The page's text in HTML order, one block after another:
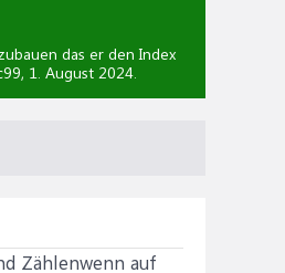
das er den Index
1. August 2024.
Zählenwenn auf